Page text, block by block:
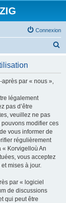
Connexion
après par « nous »,
légalement
pas d’être
veuillez ne pas
modifier ces
vous informer de
régulièrement
« Korvigelloù An
vous acceptez
mises à jour.
par « logiciel
de discussions
qui peut être